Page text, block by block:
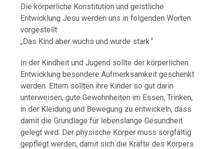
Diekörperliche Konstitutionundgeistliche
EntwicklungJesuwerdenuns infolgendenWorten
vorgestellt:
„Das Kindaberwuchsundwurde stark.“
Inder KindheitundJugend solltederkörperlichen
EntwicklungbesondereAufmerksamkeitgeschenkt
werden. Eltern sollten ihre Kinder sogutdarin
unterweisen,guteGewohnheiten im Essen,Trinken,
inder Kleidungund Bewegung zuentwickeln,dass
damitdieGrundlagefür lebenslangeGesundheit
gelegtwird. Derphysische Körpermuss sorgfältig
gepflegtwerden,damit sichdie Kräftedes Körpers